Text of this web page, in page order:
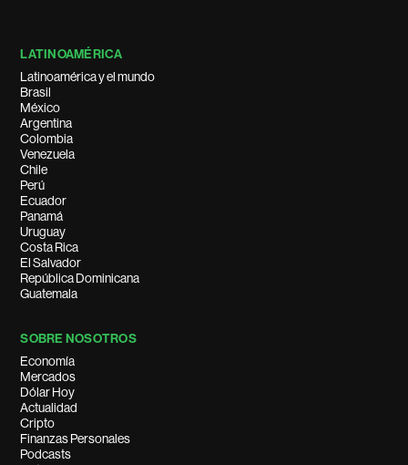
LATINOAMÉRICA
Latinoamérica y el mundo
Brasil
México
Argentina
Colombia
Venezuela
Chile
Perú
Ecuador
Panamá
Uruguay
Costa Rica
El Salvador
República Dominicana
Guatemala
SOBRE NOSOTROS
Economía
Mercados
Dólar Hoy
Actualidad
Cripto
Finanzas Personales
Podcasts